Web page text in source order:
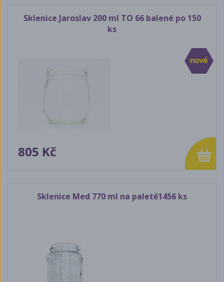
Sklenice Jaroslav 200 ml TO 66 balené po 150
ks
805 Kč
Sklenice Med 770 ml na paletě1456 ks